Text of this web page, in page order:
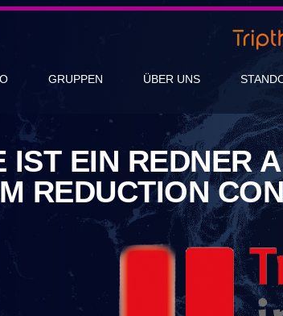
GRUPPEN ÜBER UNS
IST EIN REDNER
REDUCTION